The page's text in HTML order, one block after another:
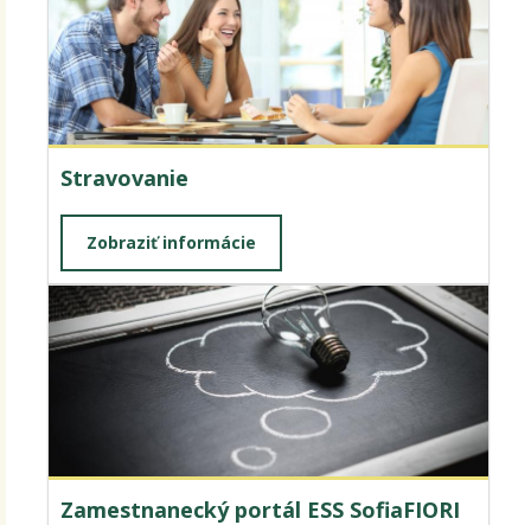
Stravovanie
Zobraziť informácie
Zamestnanecký portál ESS SofiaFIORI